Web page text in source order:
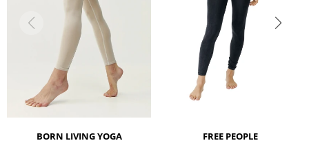
BORN LIVING YOGA FREE PEOPLE